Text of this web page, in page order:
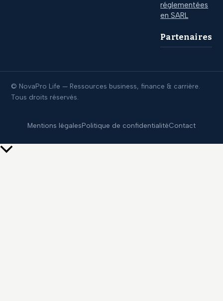
réglementées
en SARL
Partenaires
© NovaPro Life — Ressources business, finance & carrière.
Tous droits réservés.
Mentions légalesPolitique de confidentialitéContact